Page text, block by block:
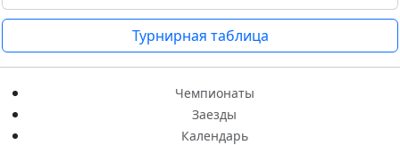
Турнирная таблица
Чемпионаты
Заезды
Календарь